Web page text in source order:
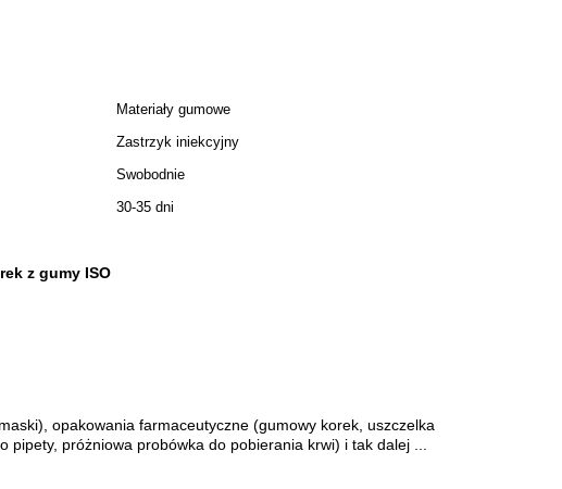
Materiały gumowe
Zastrzyk iniekcyjny
Swobodnie
30-35 dni
z gumy ISO
opakowania farmaceutyczne (gumowy korek, uszczelka
próżniowa probówka do pobierania krwi) i tak dalej ...